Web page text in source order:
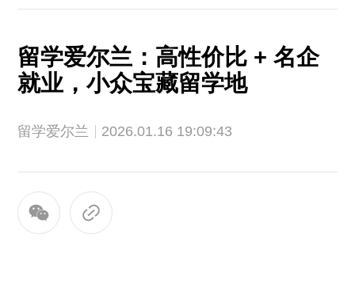
留学爱尔兰：高性价比 + 名企
就业，小众宝藏留学地
留学爱尔兰 2026.01.16 19:09:43